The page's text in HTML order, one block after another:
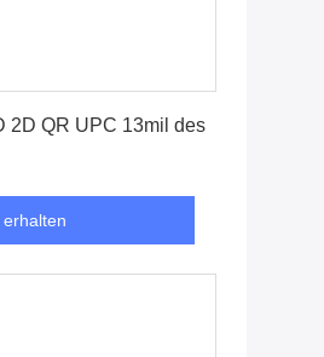
2D QR UPC 13mil des